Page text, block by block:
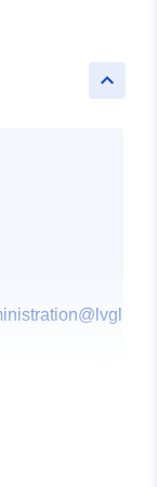
keyboard_arrow_up